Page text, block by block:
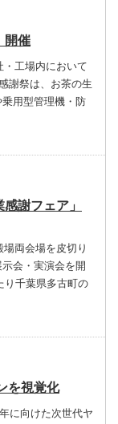
開催
工場内において
謝祭は、お茶の生
用型管理機・防
謝フェア」
場両会場を皮切り
会・実演会を開
り千葉県多古町の
を視覚化
に向けた次世代ヤ